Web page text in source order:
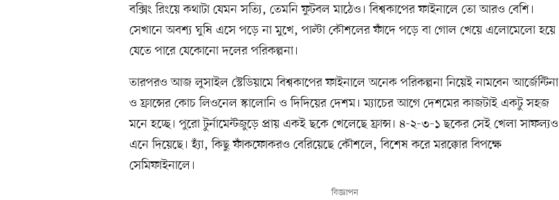
বক্সিং রিংয়ে কথাটা যেমন সত্যি, তেমনি ফুটবল মাঠেও। বিশ্বকাপের ফাইনালে তো আরও বেশি।
সেখানে অবশ্য ঘুষি এসে পড়ে না মুখে, পাল্টা কৌশলের ফাঁদে পড়ে বা গোল খেয়ে এলোমেলো হয়ে
যেতে পারে যেকোনো দলের পরিকল্পনা।
তারপরও আজ লুসাইল স্টেডিয়ামে বিশ্বকাপের ফাইনালে অনেক পরিকল্পনা নিয়েই নামবেন আর্জেন্টিনা
ও ফ্রান্সের কোচ লিওনেল স্কালোনি ও দিদিয়ের দেশম। ম্যাচের আগে দেশমের কাজটাই একটু সহজ
মনে হচ্ছে। পুরো টুর্নামেন্টজুড়ে প্রায় একই ছকে খেলেছে ফ্রান্স। ৪-২-৩-১ ছকের সেই খেলা সাফল্যও
এনে দিয়েছে। হ্যাঁ, কিছু ফাঁকফোকরও বেরিয়েছে কৌশলে, বিশেষ করে মরক্কোর বিপক্ষে
সেমিফাইনালে।